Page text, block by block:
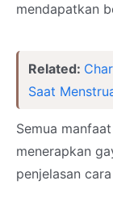
mendapatkan
Related:
Saat
Semua
menerapkan
penjelasan